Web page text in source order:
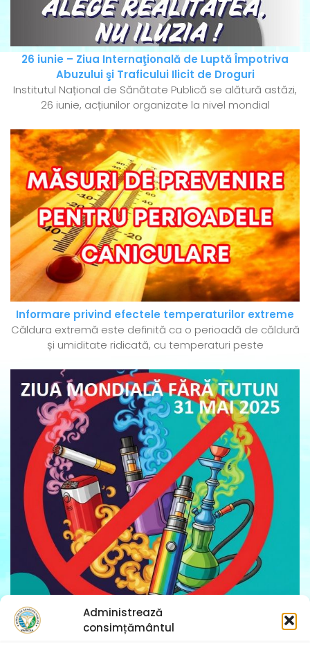
Administrează
consimțământul
26 iunie – Ziua Internaţională de Luptă Împotriva
Abuzului şi Traficului Ilicit de Droguri
Institutul Național de Sănătate Publică se alătură astăzi,
26 iunie, acțiunilor organizate la nivel mondial
Informare privind efectele temperaturilor extreme
Căldura extremă este definită ca o perioadă de căldură
și umiditate ridicată, cu temperaturi peste
ZIUA MONDIALĂ FĂRĂ TUTUN – 31 mai 2025